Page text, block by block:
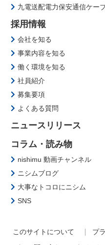
九電送配電力保安通信ケー
採用情報
会社を知る
事業内容を知る
働く環境を知る
社員紹介
募集要項
よくある質問
ニュースリリース
コラム・読み物
nishimu 動画チャンネル
ニシムブログ
大事なトコロにニシム
SNS
このサイトについて
プ